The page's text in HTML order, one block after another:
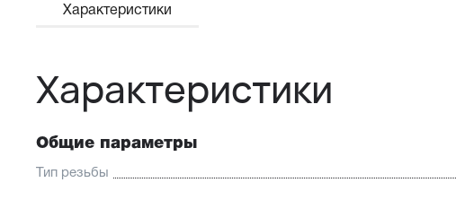
Характеристики
Характеристики
Общие параметры
Тип резьбы